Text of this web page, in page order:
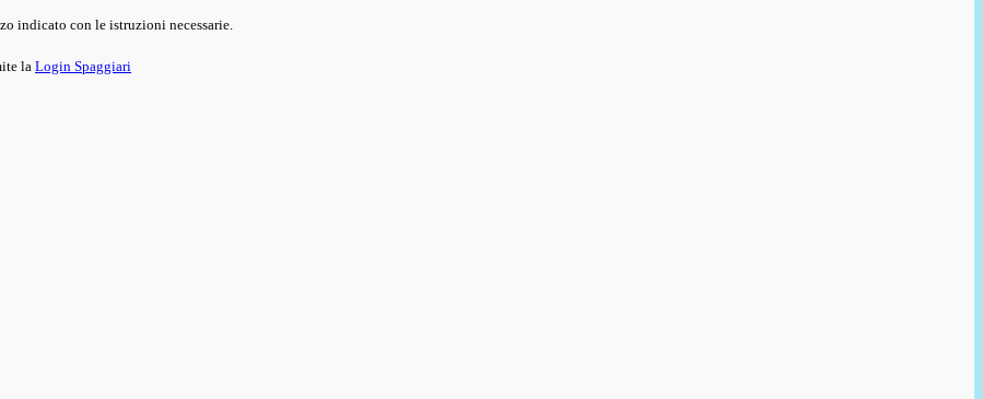
indicato con le istruzioni necessarie.
la Login Spaggiari